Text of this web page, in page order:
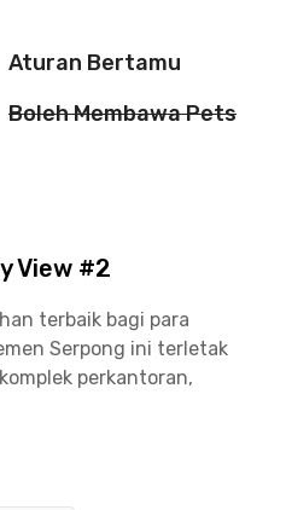
Aturan Bertamu
Boleh Membawa Pets
View #2
terbaik bagi para
Serpong ini terletak
perkantoran,
City, atau The Breeze